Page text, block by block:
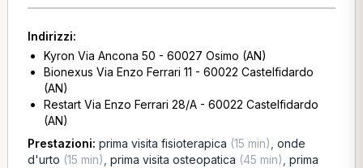
Indirizzi:
Kyron Via Ancona 50 - 60027 Osimo (AN)
Bionexus Via Enzo Ferrari 11 - 60022 Castelfidardo
(AN)
Restart Via Enzo Ferrari 28/A - 60022 Castelfidardo
(AN)
Prestazioni: prima visita fisioterapica (15 min) onde
d'urto (15 min) prima visita osteopatica (45 min) prima